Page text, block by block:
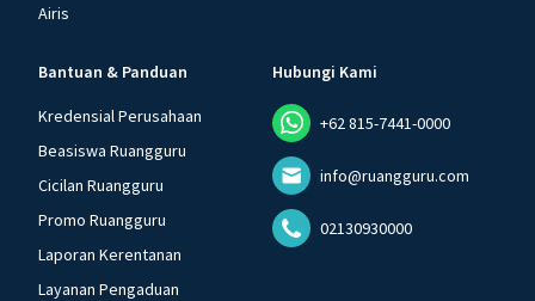
Airis
Bantuan & Panduan
Kredensial Perusahaan
Beasiswa Ruangguru
Cicilan Ruangguru
Promo Ruangguru
Laporan Kerentanan
Layanan Pengaduan
Hubungi Kami
+62 815-7441-0000
info@ruangguru.com
02130930000